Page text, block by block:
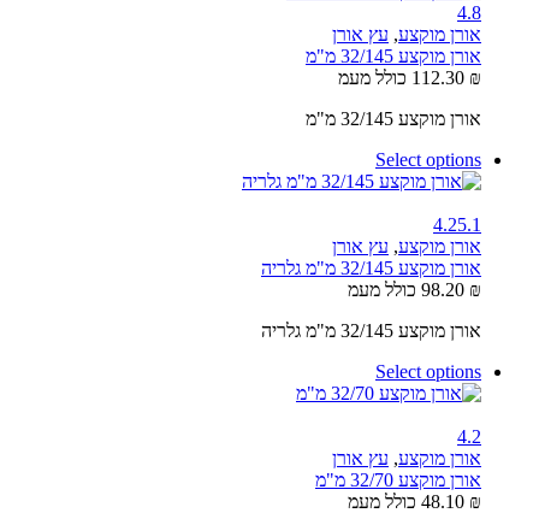
4.8
אורן מוקצע, עץ אורן
אורן מוקצע 32/145 מ"מ
112.30 ₪
כולל מעמ
אורן מוקצע 32/145 מ"מ
Select options
4.25.1
אורן מוקצע, עץ אורן
אורן מוקצע 32/145 מ"מ גלריה
98.20 ₪
כולל מעמ
אורן מוקצע 32/145 מ"מ גלריה
Select options
4.2
אורן מוקצע, עץ אורן
אורן מוקצע 32/70 מ"מ
48.10 ₪
כולל מעמ